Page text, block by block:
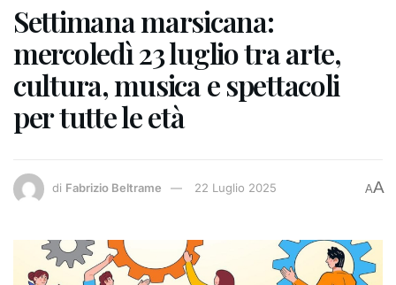
Settimana marsicana:
mercoledì 23 luglio tra arte,
cultura, musica e spettacoli
per tutte le età
di Fabrizio Beltrame 22 Luglio 2025 AA